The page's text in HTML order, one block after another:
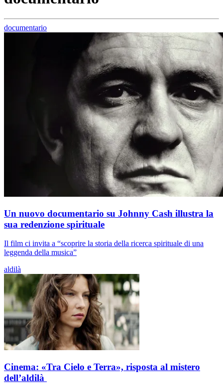
documentario
Un nuovo documentario su Johnny Cash illustra la
sua redenzione spirituale
Il film ci invita a “scoprire la storia della ricerca spirituale di una
leggenda della musica”
aldilà
Cinema: «Tra Cielo e Terra», risposta al mistero
dell’aldilà